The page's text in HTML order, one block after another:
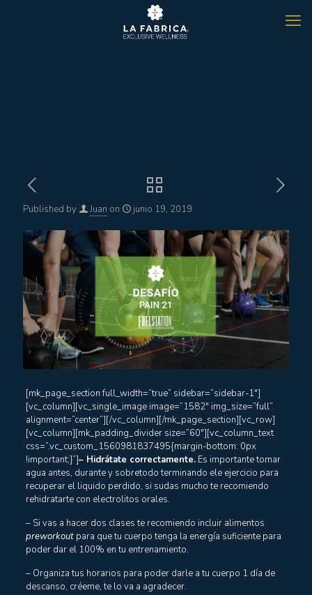
Published by Juan on junio 19, 2019
[mk_page_section full_width=”true” sidebar=”sidebar-1″]
[vc_column][vc_single_image image=”1582″ img_size=”full”
alignment=”center”][/vc_column][/mk_page_section][vc_row]
[vc_column][mk_padding_divider size=”60″][vc_column_text
css=”.vc_custom_1560981837495{margin-bottom: 0px
!important;}”]– Hidrátate correctamente.Es importante tomar
agua antes, durante y sobretodo terminando ele ejercicio para
recuperar el liquido perdido, si sudas mucho te recomiendo
rehidratarte con electrolitos orales.
– Si vas a hacer dos clases te recomiendo incluir alimentos
preworkoutpara que tu cuerpo tenga la energía suficiente para
poder dar el 100% en tu entrenamiento.
– Organiza tus horarios para poder darle a tu cuerpo 1 día de
descanso, créeme, te lo va a agradecer.